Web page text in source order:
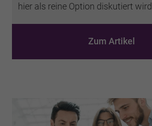
hier als reine Option diskutiert wird.
Zum Artikel